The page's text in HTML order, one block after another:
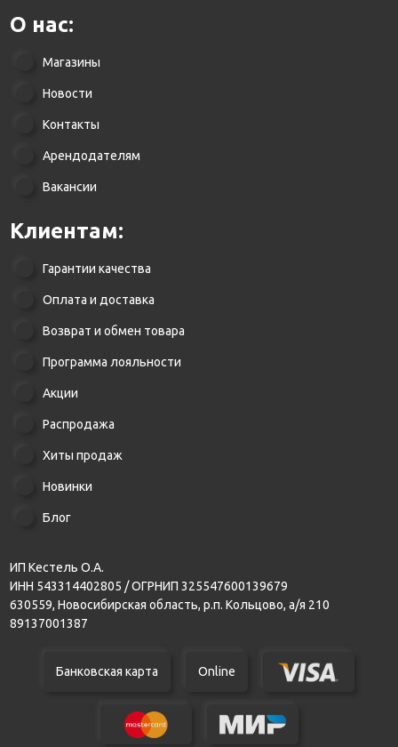
О нас:
Магазины
Новости
Контакты
Арендодателям
Вакансии
Клиентам:
Гарантии качества
Оплата и доставка
Возврат и обмен товара
Программа лояльности
Акции
Распродажа
Хиты продаж
Новинки
Блог
ИП Кестель О.А.
ИНН 543314402805 / ОГРНИП 325547600139679
630559, Новосибирская область, р.п. Кольцово, а/я 210
89137001387
Банковская карта Online